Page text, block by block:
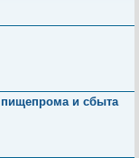
пищепрома и сбыта